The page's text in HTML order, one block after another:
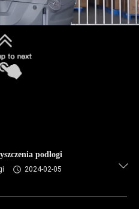
podłogi
2024-02-05